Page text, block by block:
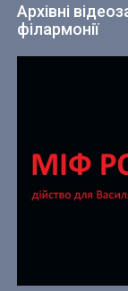
Архівні
філармонії